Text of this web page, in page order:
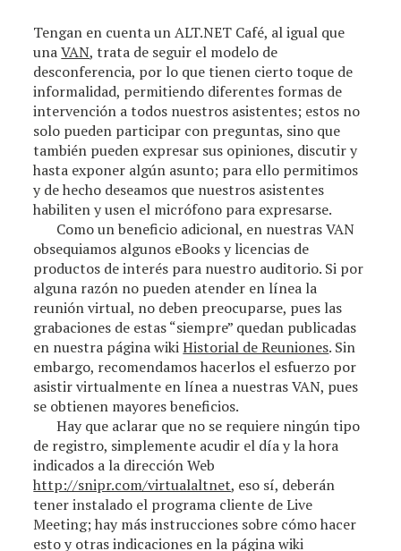
Tengan en cuenta un ALT.NET Café, al igual que
unaVAN, trata de seguir el modelo de
desconferencia, por lo que tienen cierto toque de
informalidad, permitiendo diferentes formas de
intervención a todos nuestros asistentes; estos no
solo pueden participar con preguntas, sino que
también pueden expresar sus opiniones, discutir y
hasta exponer algún asunto; para ello permitimos
y de hecho deseamos que nuestros asistentes
habiliten y usen el micrófono para expresarse.
Como un beneficio adicional, en nuestras VAN
obsequiamos algunos eBooks y licencias de
productos de interés para nuestro auditorio. Si por
alguna razón no pueden atender en línea la
reunión virtual, no deben preocuparse, pues las
grabaciones de estas “siempre” quedan publicadas
en nuestra página wikiHistorial de Reuniones. Sin
embargo, recomendamos hacerlos el esfuerzo por
asistir virtualmente en línea a nuestras VAN, pues
se obtienen mayores beneficios.
Hay que aclarar que no se requiere ningún tipo
de registro, simplemente acudir el día y la hora
indicados a la dirección Web
http://snipr.com/virtualaltnet, eso sí, deberán
tener instalado el programa cliente de Live
Meeting; hay más instrucciones sobre cómo hacer
esto y otras indicaciones en la página wiki